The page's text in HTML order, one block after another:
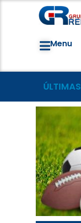
Menu
ÚLTIMAS